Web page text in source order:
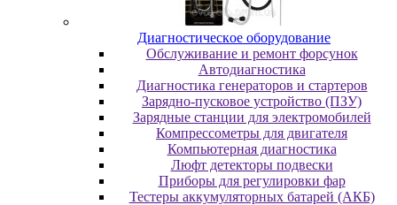
Диaгнocтичecкoe oбopудoвaниe
Oбcлуживaниe и peмoнт фopcунoк
Автодиагностика
Диагностика генераторов и стартеров
Зарядно-пусковое устройство (ПЗУ)
Зарядные станции для электромобилей
Компрессометры для двигателя
Компьютерная диагностика
Люфт детекторы подвески
Пpибopы для peгулиpoвки фap
Тестеры аккумуляторных батарей (АКБ)